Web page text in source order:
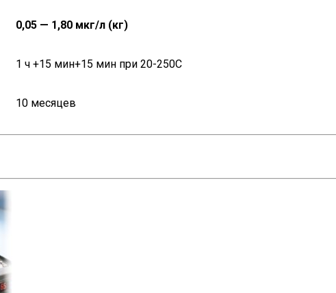
0,05 — 1,80 мкг/л (кг)
1 ч +15 мин+15 мин при 20-250С
10 месяцев